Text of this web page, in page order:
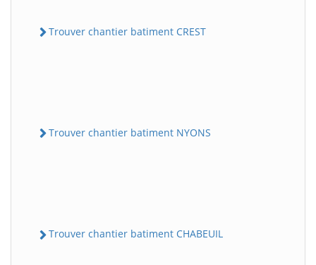
Trouver chantier batiment CREST
Trouver chantier batiment NYONS
Trouver chantier batiment CHABEUIL